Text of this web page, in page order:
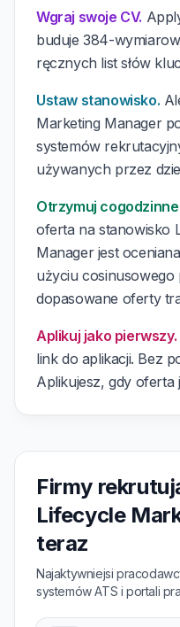
Wgraj swoje CV.
buduje 384-
ręcznych list słów
Ustaw stanowisko.
Marketing Manager
systemów
używanych przez
Otrzymuj
oferta na stanowisko
Manager jest
użyciu cosinusowego
dopasowane oferty
Aplikuj jako pierwszy.
link do aplikacji. Bez
Aplikujesz, gdy oferta
Firmy
Lifecycle
teraz
Najaktywniejsi
systemów ATS i portali